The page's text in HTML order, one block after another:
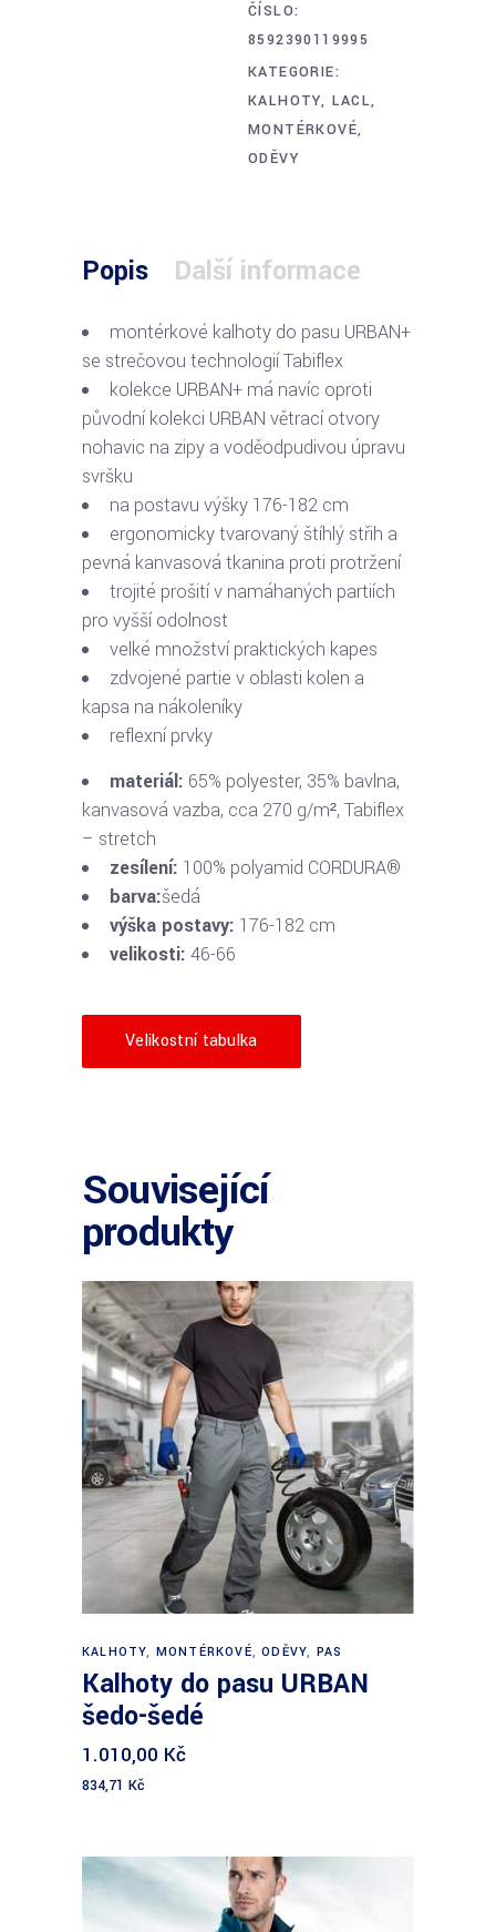
ČÍSLO:
8592390119995
KATEGORIE:
KALHOTY, LACL,
MONTÉRKOVÉ,
ODĚVY
Popis Další informace
montérkové kalhoty do pasu URBAN+
se strečovou technologií Tabiflex
kolekce URBAN+ má navíc oproti
původní kolekci URBAN větrací otvory
nohavic na zipy a voděodpudivou úpravu
svršku
na postavu výšky 176-182 cm
ergonomicky tvarovaný štíhlý střih a
pevná kanvasová tkanina proti protržení
trojité prošití v namáhaných partiích
pro vyšší odolnost
velké množství praktických kapes
zdvojené partie v oblasti kolen a
kapsa na nákoleníky
reflexní prvky
materiál: 65% polyester, 35% bavlna,
kanvasová vazba, cca 270 g/m², Tabiflex
– stretch
zesílení: 100% polyamid CORDURA®
barva:šedá
výška postavy: 176-182 cm
velikosti: 46-66
Velikostní tabulka
Související
produkty
Výběr možností
KALHOTY, MONTÉRKOVÉ,ODĚVY, PAS
Kalhoty do pasu URBAN
šedo-šedé
1.010,00 Kč
834,71 Kč